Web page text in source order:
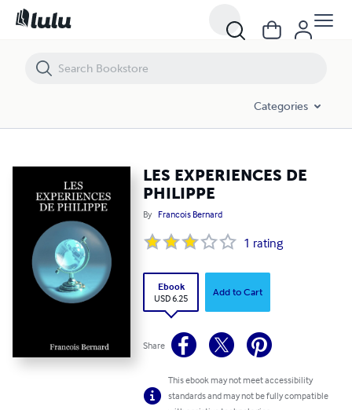
Categories
LES EXPERIENCES DE
PHILIPPE
By Francois Bernard
1 rating
Ebook
USD 6.25
Add to Cart
Share
This ebook may not meet accessibility
standards and may not be fully compatible
LES EXPERIENCES DE PHILIPPE